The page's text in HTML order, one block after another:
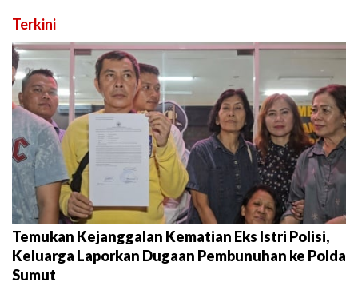
Terkini
Temukan Kejanggalan Kematian Eks Istri Polisi,
Keluarga Laporkan Dugaan Pembunuhan ke Polda
Sumut